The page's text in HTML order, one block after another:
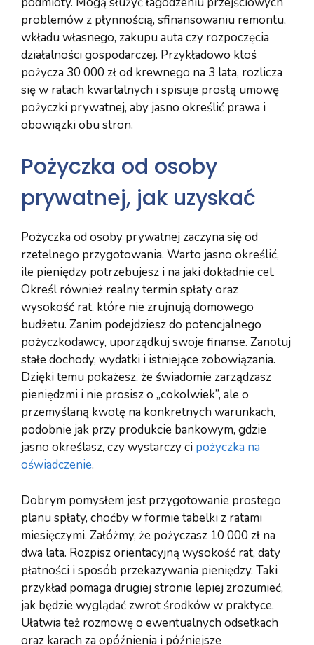
problemów z płynnością, sfinansowaniu remontu,
wkładu własnego, zakupu auta czy rozpoczęcia
działalności gospodarczej. Przykładowo ktoś
pożycza 30 000 zł od krewnego na 3 lata, rozlicza
się w ratach kwartalnych i spisuje prostą umowę
pożyczki prywatnej, aby jasno określić prawa i
obowiązki obu stron.
Pożyczka od osoby
prywatnej, jak uzyskać
Pożyczka od osoby prywatnej zaczyna się od
rzetelnego przygotowania. Warto jasno określić,
ile pieniędzy potrzebujesz i na jaki dokładnie cel.
Określ również realny termin spłaty oraz
wysokość rat, które nie zrujnują domowego
budżetu. Zanim podejdziesz do potencjalnego
pożyczkodawcy, uporządkuj swoje finanse. Zanotuj
stałe dochody, wydatki i istniejące zobowiązania.
Dzięki temu pokażesz, że świadomie zarządzasz
pieniędzmi i nie prosisz o „cokolwiek”, ale o
przemyślaną kwotę na konkretnych warunkach,
podobnie jak przy produkcie bankowym, gdzie
jasno określasz, czy wystarczy ci pożyczka na
oświadczenie.
Dobrym pomysłem jest przygotowanie prostego
planu spłaty, choćby w formie tabelki z ratami
miesięczymi. Załóżmy, że pożyczasz 10 000 zł na
dwa lata. Rozpisz orientacyjną wysokość rat, daty
płatności i sposób przekazywania pieniędzy. Taki
przykład pomaga drugiej stronie lepiej zrozumieć,
jak będzie wyglądać zwrot środków w praktyce.
Ułatwia też rozmowę o ewentualnych odsetkach
oraz karach za opóźnienia i późniejsze